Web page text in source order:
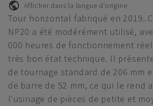
Afficher dans la langue d'origine
Tour horizontal fabriqué en 2019.
NP20 a été modérément utilisé,
000 heures de fonctionnement
très bon état technique. Il
de tournage standard de 206 mm
de barre de 52 mm, ce qui le rend
l'usinage de pièces de petite et